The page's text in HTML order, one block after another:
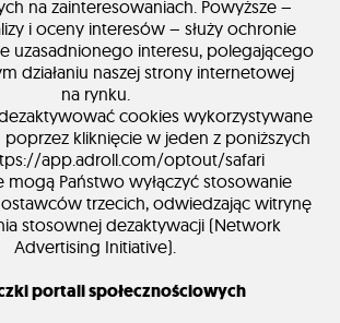
na zainteresowaniach. Powyższe –
i oceny interesów – służy ochronie
uzasadnionego interesu, polegającego
działaniu naszej strony internetowej
na rynku.
cookies wykorzystywane
kliknięcie w jeden z poniższych
app.adroll.com/optout/safari
mogą Państwo wyłączyć stosowanie
trzecich, odwiedzając witrynę
stosownej dezaktywacji (Network
Advertising Initiative).
portali społecznościowych